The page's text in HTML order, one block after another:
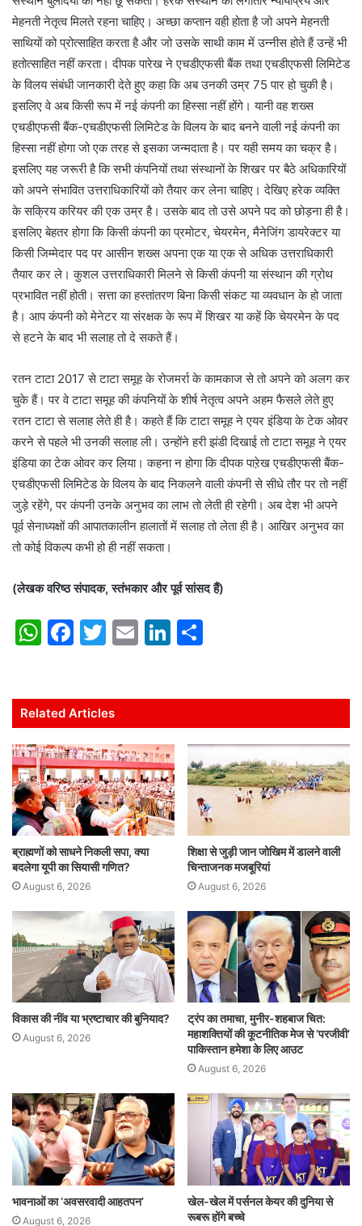
मेहनती नेतृत्व मिलते रहना चाहिए। अच्छा कप्तान वही होता है जो अपने मेहनती
साथियों को प्रोत्साहित करता है और जो उसके साथी काम में उन्नीस होते हैं उन्हें भी
हतोत्साहित नहीं करता। दीपक पारेख ने एचडीएफसी बैंक तथा एचडीएफसी लिमिटेड
के विलय संबंधी जानकारी देते हुए कहा कि अब उनकी उम्र 75 पार हो चुकी है।
इसलिए वे अब किसी रूप में नई कंपनी का हिस्सा नहीं होंगे। यानी वह शख्स
एचडीएफसी बैंक-एचडीएफसी लिमिटेड के विलय के बाद बनने वाली नई कंपनी का
हिस्सा नहीं होगा जो एक तरह से इसका जन्मदाता है। पर यही समय का चक्र है।
इसलिए यह जरूरी है कि सभी कंपनियों तथा संस्थानों के शिखर पर बैठे अधिकारियों
को अपने संभावित उत्तराधिकारियों को तैयार कर लेना चाहिए। देखिए हरेक व्यक्ति
के सक्रिय करियर की एक उम्र है। उसके बाद तो उसे अपने पद को छोड़ना ही है।
इसलिए बेहतर होगा कि किसी कंपनी का प्रमोटर, चेयरमेन, मैनेजिंग डायरेक्टर या
किसी जिम्मेदार पद पर आसीन शख्स अपना एक या एक से अधिक उत्तराधिकारी
तैयार कर ले। कुशल उत्तराधिकारी मिलने से किसी कंपनी या संस्थान की ग्रोथ
प्रभावित नहीं होती। सत्ता का हस्तांतरण बिना किसी संकट या व्यवधान के हो जाता
है। आप कंपनी को मेनेटर या संरक्षक के रूप में शिखर या कहें कि चेयरमेन के पद
से हटने के बाद भी सलाह तो दे सकते हैं।
रतन टाटा 2017 से टाटा समूह के रोजमर्रा के कामकाज से तो अपने को अलग कर
चुके हैं। पर वे टाटा समूह की कंपनियों के शीर्ष नेतृत्व अपने अहम फैसले लेते हुए
रतन टाटा से सलाह लेते ही है। कहते हैं कि टाटा समूह ने एयर इंडिया के टेक ओवर
करने से पहले भी उनकी सलाह ली। उन्होंने हरी झंडी दिखाई तो टाटा समूह ने एयर
इंडिया का टेक ओवर कर लिया। कहना न होगा कि दीपक पाऱेख एचडीएफसी बैंक-
एचडीएफसी लिमिटेड के विलय के बाद निकलने वाली कंपनी से सीधे तौर पर तो नहीं
जुड़े रहेंगे, पर कंपनी उनके अनुभव का लाभ तो लेती ही रहेगी। अब देश भी अपने
पूर्व सेनाध्यक्षों की आपातकालीन हालातों में सलाह तो लेता ही है। आखिर अनुभव का
तो कोई विकल्प कभी हो ही नहीं सकता।
(लेखक वरिष्ठ संपादक, स्तंभकार और पूर्व सांसद हैं)
W
s
A
p
p
F
e
b
o
o
k
T
er
E
l
Li
e
dI
n
e
Related Articles
ब्राह्मणों को साधने निकली सपा, क्या
बदलेगा यूपी का सियासी गणित?
August 6, 2026
शिक्षा से जुड़ी जान जोखिम में डालने वाली
चिन्ताजनक मजबूरियां
August 6, 2026
विकास की नींव या भ्रष्टाचार की बुनियाद?
August 6, 2026
ट्रंप का तमाचा, मुनीर-शहबाज चित:
महाशक्तियों की कूटनीतिक मेज से ‘परजीवी’
पाकिस्तान हमेशा के लिए आउट
August 6, 2026
भावनाओं का ‘अवसरवादी आहतपन’
August 6, 2026
खेल-खेल में पर्सनल केयर की दुनिया से
रूबरू होंगे बच्चे